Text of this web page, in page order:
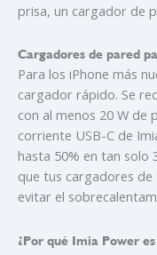
prisa, un cargador de
Cargadores de pared
Para los iPhone más
cargador rápido. Se
con al menos 20 W
corriente USB-C de
hasta 50% en tan solo
que tus cargadores
evitar el
¿Por qué Imia Power